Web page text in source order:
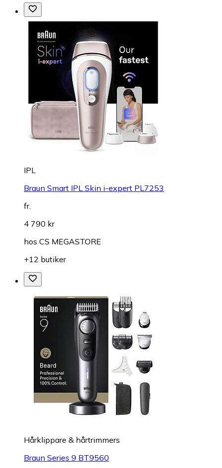
IPL
Braun Smart IPL Skin i-expert PL7253
fr.
4 790 kr
hos CS MEGASTORE
+12 butiker
Hårklippare & hårtrimmers
Braun Series 9 BT9560